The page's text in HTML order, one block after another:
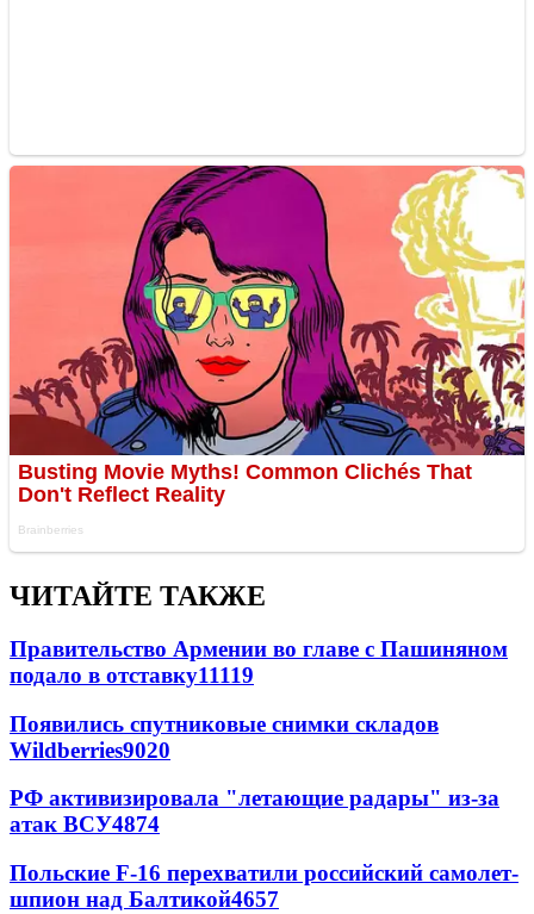
ЧИТАЙТЕ ТАКЖЕ
Правительство Армении во главе с Пашиняном
подало в отставку11119
Появились спутниковые снимки складов
Wildberries9020
РФ активизировала "летающие радары" из-за
атак ВСУ4874
Польские F-16 перехватили российский самолет-
шпион над Балтикой4657